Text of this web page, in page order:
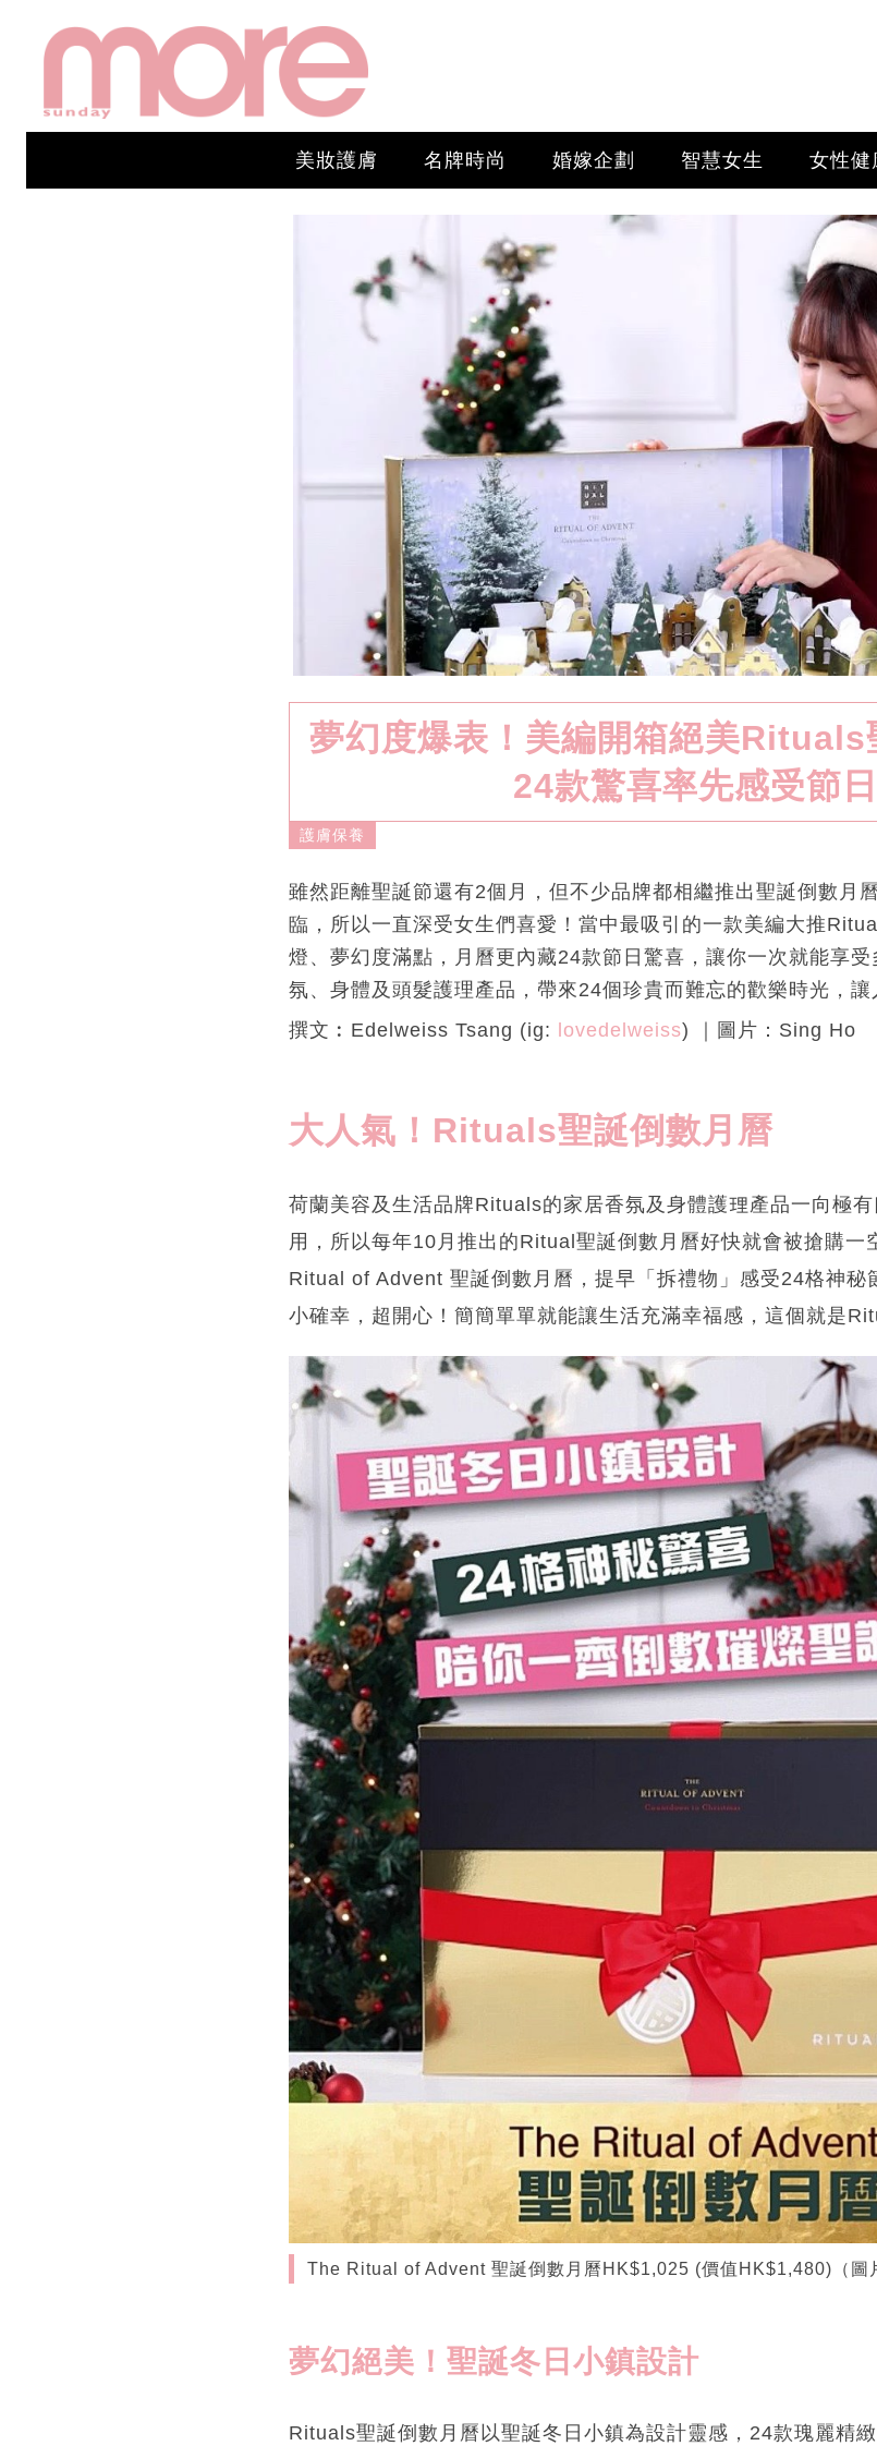
美妝護膚 名牌時尚 婚嫁企劃 智慧女生 女性健
夢幻度爆表！美編開箱絕美Rituals
24款驚喜率先感受節
護膚保養
雖然距離聖誕節還有2個月，但不少品牌都相繼推出聖誕倒數月
臨，所以一直深受女生們喜愛！當中最吸引的一款美編大推
燈、夢幻度滿點，月曆更內藏24款節日驚喜，讓你一次就能享
氛、身體及頭髮護理產品，帶來24個珍貴而難忘的歡樂時光，
撰文︰Edelweiss Tsang (ig: lovedelweiss) ｜圖片：Sing Ho
大人氣！Rituals聖誕倒數月曆
荷蘭美容及生活品牌Rituals的家居香氛及身體護理產品一向極
用，所以每年10月推出的Ritual聖誕倒數月曆好快就會被搶購一
Ritual of Advent 聖誕倒數月曆，提早「拆禮物」感受24格神秘
小確幸，超開心！簡簡單單就能讓生活充滿幸福感，這個就是
The Ritual of Advent 聖誕倒數月曆HK$1,025 (價值HK$1,480)（圖
夢幻絕美！聖誕冬日小鎮設計
Rituals聖誕倒數月曆以聖誕冬日小鎮為設計靈感，24款瑰麗精